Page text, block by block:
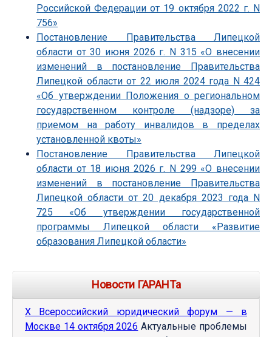
Российской Федерации от 19 октября 2022 г. N
756»
Постановление Правительства Липецкой
области от 30 июня 2026 г. N 315 «О внесении
изменений в постановление Правительства
Липецкой области от 22 июля 2024 года N 424
«Об утверждении Положения о региональном
государственном контроле (надзоре) за
приемом на работу инвалидов в пределах
установленной квоты»
Постановление Правительства Липецкой
области от 18 июня 2026 г. N 299 «О внесении
изменений в постановление Правительства
Липецкой области от 20 декабря 2023 года N
725 «Об утверждении государственной
программы Липецкой области «Развитие
образования Липецкой области»
Новости ГАРАНТа
Х Всероссийский юридический форум — в
Москве 14 октября 2026 Актуальные проблемы